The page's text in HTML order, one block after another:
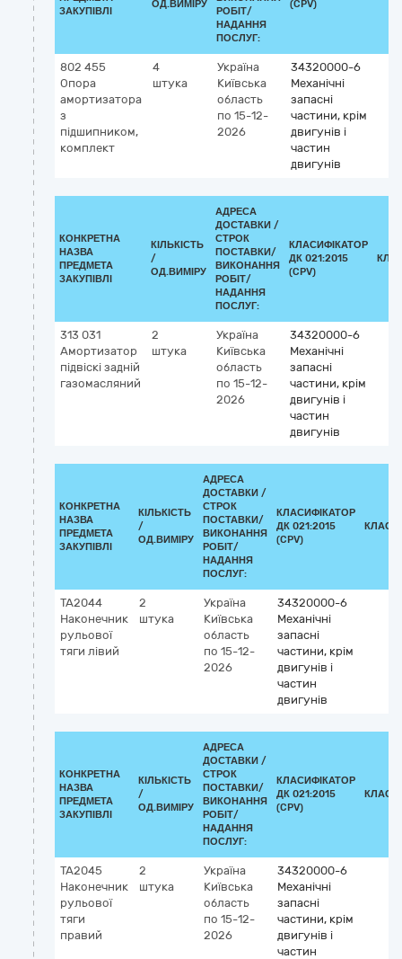
ЗАКУПІВЛІ
ОД.ВИМІРУ
РОБІТ/
НАДАННЯ
ПОСЛУГ:
(CPV)
802 455
Опора
амортизатора
з
підшипником,
комплект
4
штука
Україна
Київська
область
по 15-12-
2026
34320000-6
Механічні
запасні
частини, крім
двигунів і
частин
двигунів
КОНКРЕТНА
НАЗВА
ПРЕДМЕТА
ЗАКУПІВЛІ
КІЛЬКІСТЬ
/
ОД.ВИМІРУ
АДРЕСА
ДОСТАВКИ /
СТРОК
ПОСТАВКИ/
ВИКОНАННЯ
РОБІТ/
НАДАННЯ
ПОСЛУГ:
КЛАСИФІКАТОР
ДК 021:2015
(CPV)
313 031
Амортизатор
підвіскі задній
газомасляний
2
штука
Україна
Київська
область
по 15-12-
2026
34320000-6
Механічні
запасні
частини, крім
двигунів і
частин
двигунів
КОНКРЕТНА
НАЗВА
ПРЕДМЕТА
ЗАКУПІВЛІ
КІЛЬКІСТЬ
/
ОД.ВИМІРУ
АДРЕСА
ДОСТАВКИ /
СТРОК
ПОСТАВКИ/
ВИКОНАННЯ
РОБІТ/
НАДАННЯ
ПОСЛУГ:
КЛАСИФІКАТОР
ДК 021:2015
(CPV)
TA2044
Наконечник
рульової
тяги лівий
2
штука
Україна
Київська
область
по 15-12-
2026
34320000-6
Механічні
запасні
частини, крім
двигунів і
частин
двигунів
КОНКРЕТНА
НАЗВА
ПРЕДМЕТА
ЗАКУПІВЛІ
КІЛЬКІСТЬ
/
ОД.ВИМІРУ
АДРЕСА
ДОСТАВКИ /
СТРОК
ПОСТАВКИ/
ВИКОНАННЯ
РОБІТ/
НАДАННЯ
ПОСЛУГ:
КЛАСИФІКАТОР
ДК 021:2015
(CPV)
TA2045
Наконечник
рульової
тяги
правий
2
штука
Україна
Київська
область
по 15-12-
2026
34320000-6
Механічні
запасні
частини, крім
двигунів і
частин